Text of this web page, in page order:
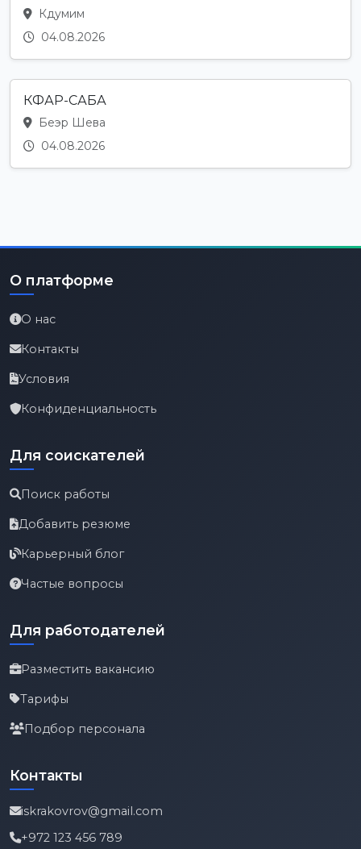
Кдумим
04.08.2026
КФАР-САБА
Беэр Шева
04.08.2026
О платформе
О нас
Контакты
Условия
Конфиденциальность
Для соискателей
Поиск работы
Добавить резюме
Карьерный блог
Частые вопросы
Для работодателей
Разместить вакансию
Тарифы
Подбор персонала
Контакты
iskrakovrov@gmail.com
+972 123 456 789